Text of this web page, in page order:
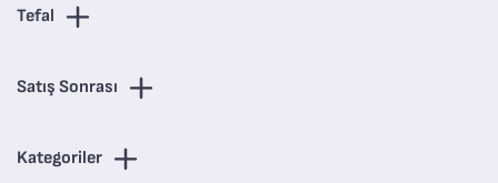
Tefal
Satış Sonrası
Kategoriler